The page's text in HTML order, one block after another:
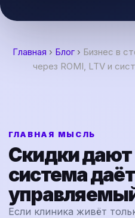
Главная › Блог› Бизнес в
через ROMI, LTV и
ГЛАВНАЯ МЫСЛЬ
Скидки дают
система даёт
Если клиника живёт